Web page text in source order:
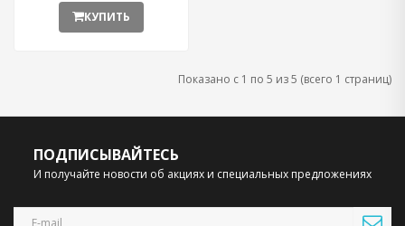
КУПИТЬ
Показано с 1 по 5 из 5 (всего 1 страниц)
ПОДПИСЫВАЙТЕСЬ
И получайте новости об акциях и специальных предложениях